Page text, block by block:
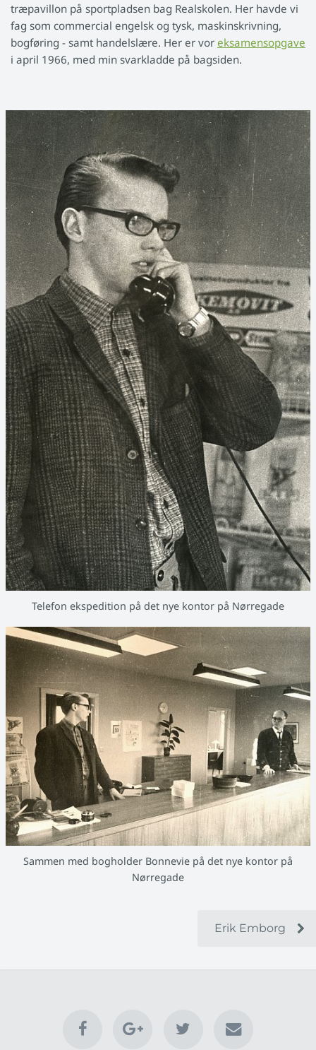
træpavillon på sportpladsen bag Realskolen. Her havde vi
fag som commercial engelsk og tysk, maskinskrivning,
bogføring - samt handelslære. Her er vor eksamensopgave
i april 1966, med min svarkladde på bagsiden.
Telefon ekspedition på det nye kontor på Nørregade
Sammen med bogholder Bonnevie på det nye kontor på
Nørregade
Erik Emborg